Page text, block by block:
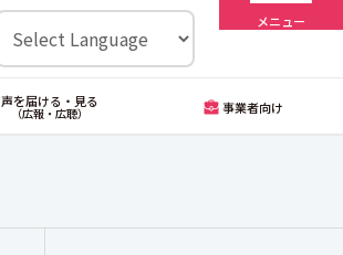
メニュー
声を届ける・見る
（広報・広聴） 事業者向け